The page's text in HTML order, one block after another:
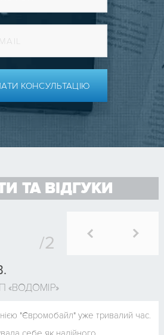
КОНСУЛЬТАЦІЮ
ТА ВІДГУКИ
«ВОДОМІР»
"Євромобайл" уже тривалий час.